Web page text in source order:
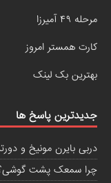
مرحله ۴۹ آمیرزا
کارت همستر امروز
بهترین بک لینک
جدیدترین پاسخ ها
دربی بایرن مونیخ و
چرا سمعک پشت